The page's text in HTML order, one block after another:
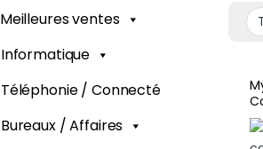
Meilleures ventes
Informatique
Téléphonie / Connecté
Bureaux / Affaires